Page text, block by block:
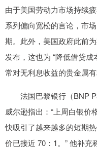
由于美国劳动力市场持续
系列偏向宽松的言论，市
期。此外，美国政府此前
发布，这也为 “降低借贷
常对无利息收益的贵金属有
法国巴黎银行（BNP
威尔逊指出：“上周白银价
快吸引了越来越多的短期
价已接近 70：1。” 他补